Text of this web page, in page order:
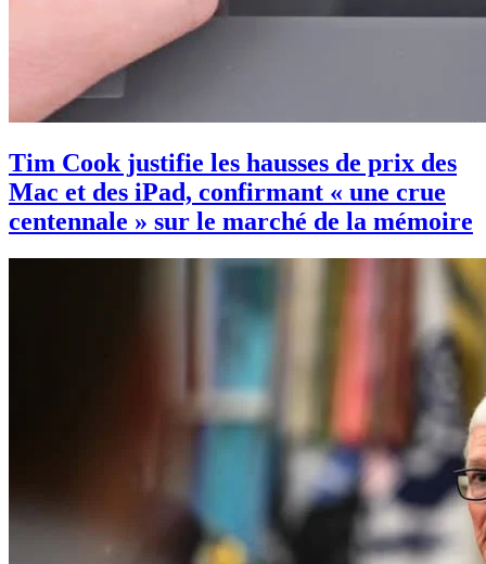
Tim Cook justifie les hausses de prix des
Mac et des iPad, confirmant « une crue
centennale » sur le marché de la mémoire